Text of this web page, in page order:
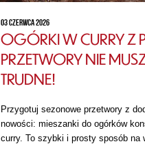
03 CZERWCA 2026
OGÓRKI W CURRY Z
PRZETWORY NIE
TRUDNE!
Przygotuj sezonowe przetwory z
nowości: mieszanki do ogórków
curry. To szybki i prosty sposób na